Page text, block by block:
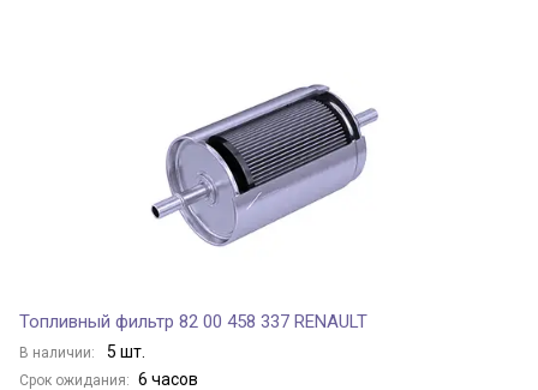
Топливный фильтр 82 00 458 337 RENAULT
В наличии: 5 шт.
Срок ожидания: 6 часов